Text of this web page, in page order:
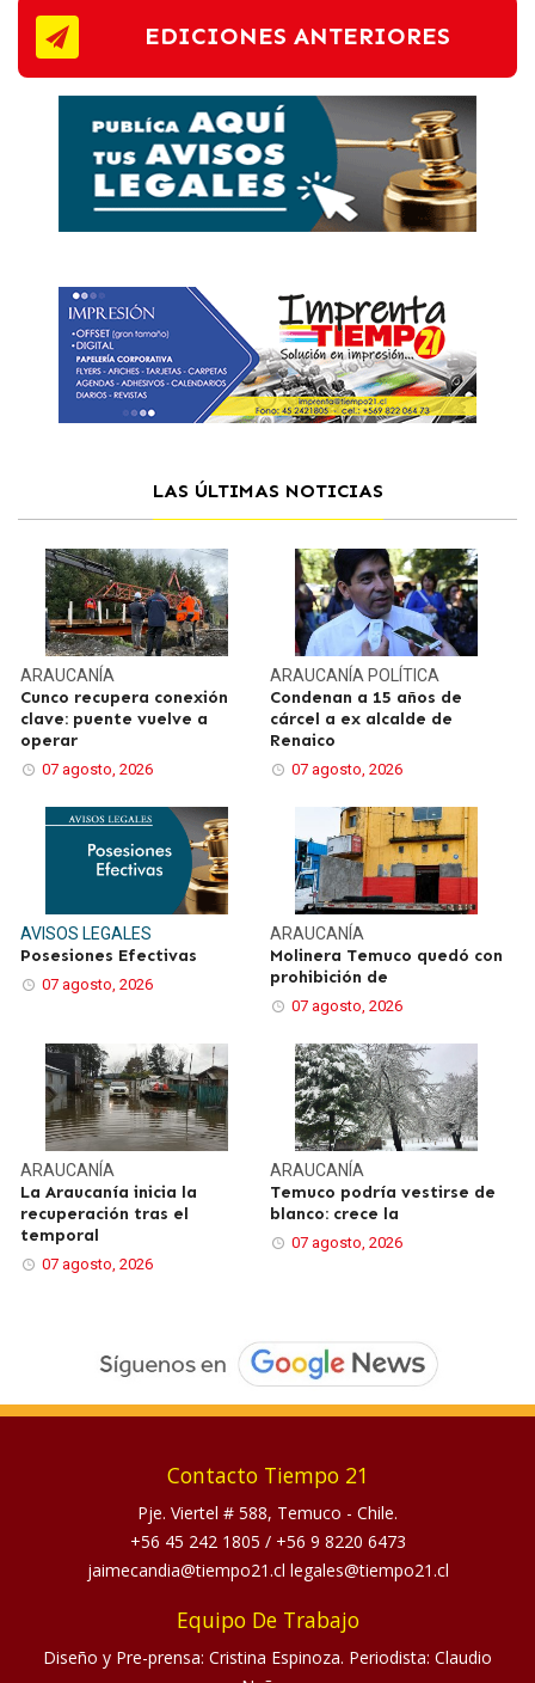
EDICIONES ANTERIORES
LAS ÚLTIMAS NOTICIAS
ARAUCANÍA
Cunco recupera conexión
clave: puente vuelve a
operar
07 agosto, 2026
ARAUCANÍA POLÍTICA
Condenan a 15 años de
cárcel a ex alcalde de
Renaico
07 agosto, 2026
AVISOS LEGALES
Posesiones Efectivas
07 agosto, 2026
ARAUCANÍA
Molinera Temuco quedó con
prohibición de
07 agosto, 2026
ARAUCANÍA
La Araucanía inicia la
recuperación tras el
temporal
07 agosto, 2026
ARAUCANÍA
Temuco podría vestirse de
blanco: crece la
07 agosto, 2026
Contacto Tiempo 21
Pje. Viertel # 588, Temuco - Chile.
+56 45 242 1805 / +56 9 8220 6473
jaimecandia@tiempo21.cl legales@tiempo21.cl
Equipo De Trabajo
Diseño y Pre-prensa: Cristina Espinoza. Periodista: Claudio